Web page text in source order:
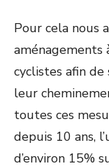
Pour cela nous
aménagements
cyclistes afin
leur
toutes ces
depuis 10 ans,
d’environ 15%